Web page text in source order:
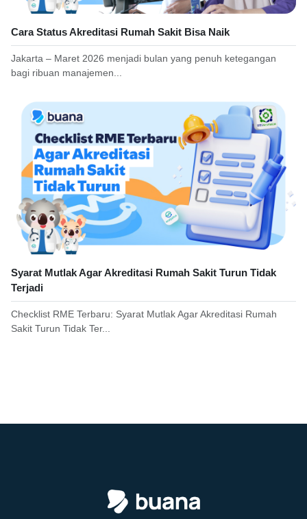
Cara Status Akreditasi Rumah Sakit Bisa Naik
Jakarta – Maret 2026 menjadi bulan yang penuh ketegangan
bagi ribuan manajemen...
Syarat Mutlak Agar Akreditasi Rumah Sakit Turun Tidak
Terjadi
Checklist RME Terbaru: Syarat Mutlak Agar Akreditasi Rumah
Sakit Turun Tidak Ter...